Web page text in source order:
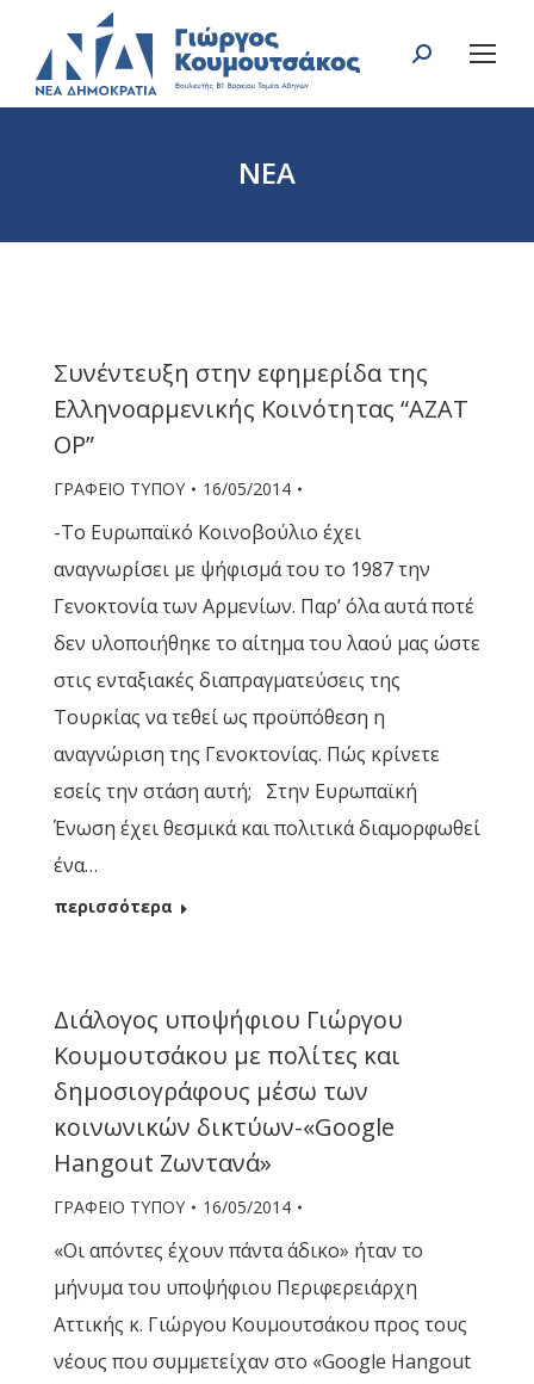
Search:
ΝΕΑ
Συνέντευξη στην εφημερίδα της
Ελληνοαρμενικής Κοινότητας “ΑΖΑΤ
ΟΡ”
ΓΡΑΦΕΙΟ ΤΥΠΟΥ 16/05/2014
-Το Ευρωπαϊκό Κοινοβούλιο έχει
αναγνωρίσει με ψήφισμά του το 1987 την
Γενοκτονία των Αρμενίων. Παρ’ όλα αυτά ποτέ
δεν υλοποιήθηκε το αίτημα του λαού μας ώστε
στις ενταξιακές διαπραγματεύσεις της
Τουρκίας να τεθεί ως προϋπόθεση η
αναγνώριση της Γενοκτονίας. Πώς κρίνετε
εσείς την στάση αυτή; Στην Ευρωπαϊκή
Ένωση έχει θεσμικά και πολιτικά διαμορφωθεί
ένα…
περισσότερα
Διάλογος υποψήφιου Γιώργου
Κουμουτσάκου με πολίτες και
δημοσιογράφους μέσω των
κοινωνικών δικτύων-«Google
Hangout Ζωντανά»
ΓΡΑΦΕΙΟ ΤΥΠΟΥ 16/05/2014
«Οι απόντες έχουν πάντα άδικο» ήταν το
μήνυμα του υποψήφιου Περιφερειάρχη
Αττικής κ. Γιώργου Κουμουτσάκου προς τους
νέους που συμμετείχαν στο «Google Hangout